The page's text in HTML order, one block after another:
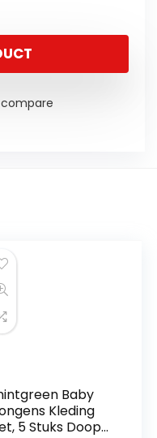
Baby
Kleding
5 Stuks Doop